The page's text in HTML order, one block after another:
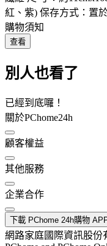
紅、紫) 保存方式：置
購物須知
查看
別人也看了
已經到底囉！
關於PChome24h
顧客權益
其他服務
企業合作
下載 PChome 24h購物
網路家庭國際資訊股份